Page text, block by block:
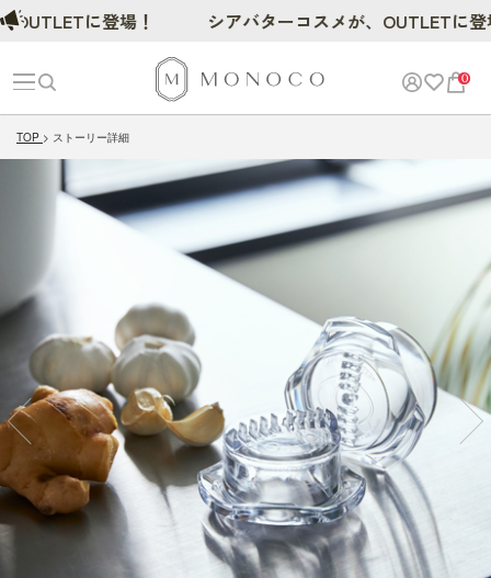
0
TOP ストーリー詳細
に登場！ シアバターコスメが、OUTLETに登場